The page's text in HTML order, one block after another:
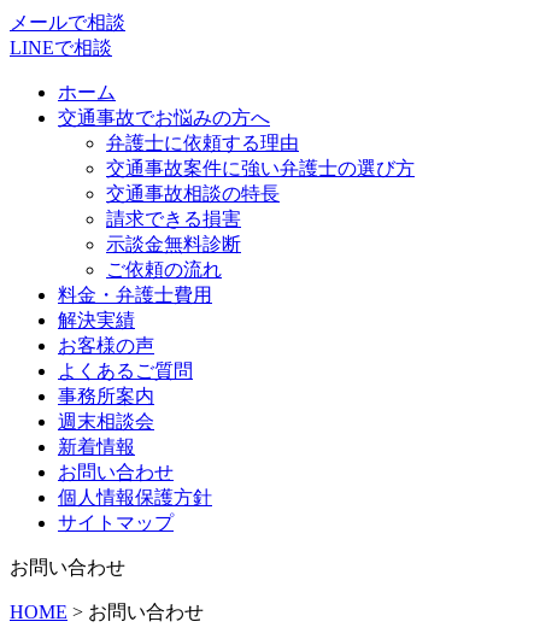
メールで相談
LINEで相談
ホーム
交通事故でお悩みの方へ
弁護士に依頼する理由
交通事故案件に強い弁護士の選び方
交通事故相談の特長
請求できる損害
示談金無料診断
ご依頼の流れ
料金・弁護士費用
解決実績
お客様の声
よくあるご質問
事務所案内
週末相談会
新着情報
お問い合わせ
個人情報保護方針
サイトマップ
お問い合わせ
HOME > お問い合わせ